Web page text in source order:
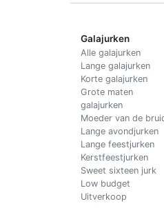
Galajurken
Alle galajurken
Lange galajurken
Korte galajurken
Grote maten
galajurken
Moeder van de
Lange avondjurken
Lange feestjurken
Kerstfeestjurken
Sweet sixteen jurk
Low budget
Uitverkoop